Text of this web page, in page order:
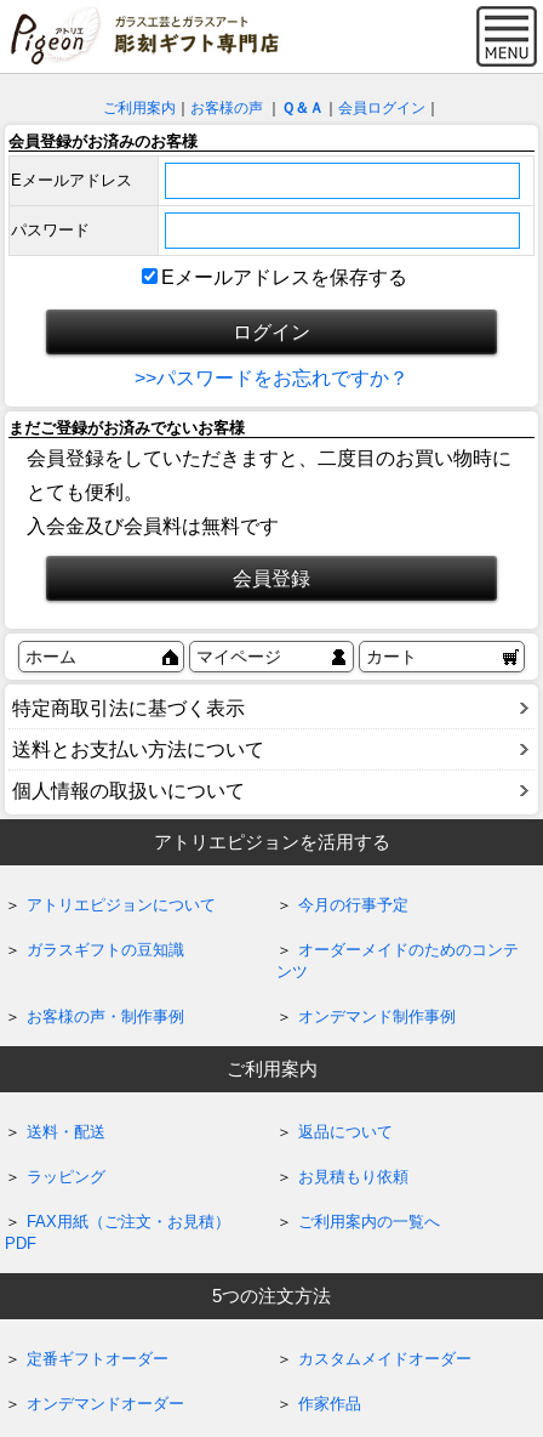
ご利用案内 お客様の声 Ｑ＆Ａ 会員ログイン
会員登録がお済みのお客様
Eメールアドレス
パスワード
Eメールアドレスを保存する
>>パスワードをお忘れですか？
まだご登録がお済みでないお客様
会員登録をしていただきますと、二度目のお買い物時に
とても便利。
入会金及び会員料は無料です
ホーム マイページ カート
特定商取引法に基づく表示
送料とお支払い方法について
個人情報の取扱いについて
アトリエピジョンを活用する
アトリエピジョンについて 今月の行事予定
ガラスギフトの豆知識
オーダーメイドのためのコンテ
ンツ
お客様の声・制作事例 オンデマンド制作事例
ご利用案内
送料・配送 返品について
ラッピング お見積もり依頼
FAX用紙（ご注文・お見積）
PDF
ご利用案内の一覧へ
5つの注文方法
定番ギフトオーダー カスタムメイドオーダー
オンデマンドオーダー 作家作品